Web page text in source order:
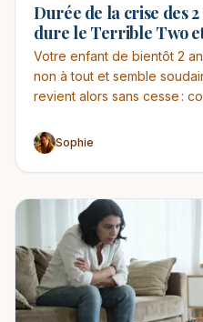
Durée de la crise des
dure le Terrible Two
cette période
Votre enfant de bientôt 2
non à tout et semble
revient alors sans cesse :
Sophie